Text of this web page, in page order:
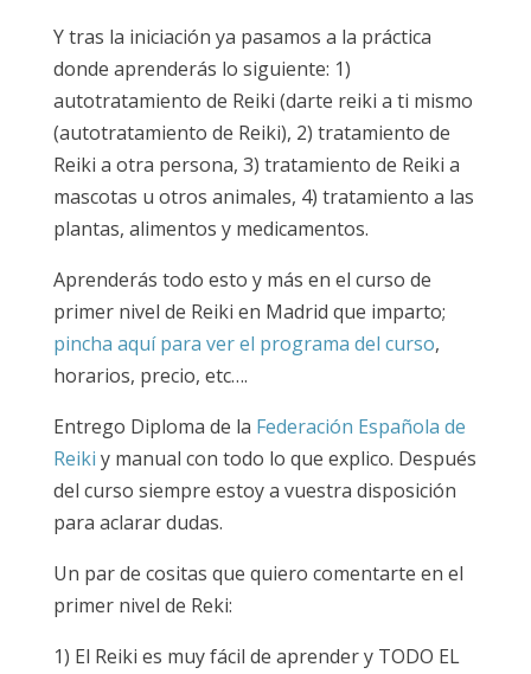
Y tras la iniciación ya pasamos a la práctica
donde aprenderás lo siguiente: 1)
autotratamiento de Reiki (darte reiki a ti mismo
(autotratamiento de Reiki), 2) tratamiento de
Reiki a otra persona, 3) tratamiento de Reiki a
mascotas u otros animales, 4) tratamiento a las
plantas, alimentos y medicamentos.
Aprenderás todo esto y más en el curso de
primer nivel de Reiki en Madrid que imparto;
pincha aquí para ver el programa del curso,
horarios, precio, etc….
Entrego Diploma de la Federación Española de
Reiki y manual con todo lo que explico. Después
del curso siempre estoy a vuestra disposición
para aclarar dudas.
Un par de cositas que quiero comentarte en el
primer nivel de Reki:
1) El Reiki es muy fácil de aprender y TODO EL